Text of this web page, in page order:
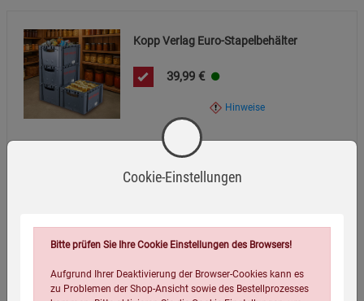
Innenverpackung verwenden.Kopp Verlag Euro-Stapelbehälter
39,99 €
Hinweise
Cookie-Einstellungen
Bitte prüfen Sie Ihre Cookie Einstellungen des Browsers!
Aufgrund Ihrer Deaktivierung der Browser-Cookies kann es
zu Problemen der Shop-Ansicht sowie des Bestellprozesses